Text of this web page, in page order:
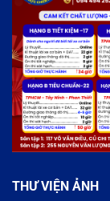
THƯ VIỆN ẢNH